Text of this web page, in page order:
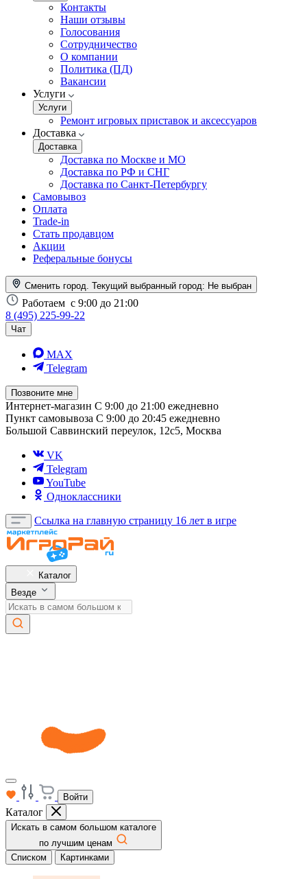
Контакты
Наши отзывы
Голосования
Сотрудничество
О компании
Политика (ПД)
Вакансии
Услуги
Услуги
Ремонт игровых приставок и аксессуаров
Доставка
Доставка
Доставка по Москве и МО
Доставка по РФ и СНГ
Доставка по Санкт-Петербургу
Самовывоз
Оплата
Trade-in
Стать продавцом
Акции
Реферальные бонусы
Сменить город. Текущий выбранный город: Не выбран
Работаем с 9:00 до 21:00
8 (495) 225-99-22
Чат
MAX
Telegram
Позвоните мне
Интернет-магазин С 9:00 до 21:00 ежедневно
Пункт самовывоза С 9:00 до 20:45 ежедневно
Большой Саввинский переулок, 12с5, Москва
VK
Telegram
YouTube
Одноклассники
Ссылка на главную страницу 16 лет в игре
Каталог
Везде
Войти
Каталог
Искать в самом большом каталоге
по лучшим ценам
Списком
Картинками